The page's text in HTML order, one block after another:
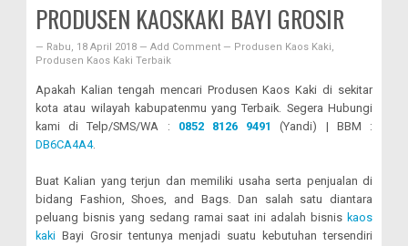
PRODUSEN KAOSKAKI BAYI GROSIR
— Rabu, 18 April 2018 — Add Comment — Produsen Kaos Kaki,
Produsen Kaos Kaki Terbaik
Apakah Kalian tengah mencari Produsen Kaos Kaki di sekitar
kota atau wilayah kabupatenmu yang Terbaik. Segera Hubungi
kami di Telp/SMS/WA : 0852 8126 9491
(Yandi) | BBM :
DB6CA4A4.
Buat Kalian yang terjun dan memiliki usaha serta penjualan di
bidang Fashion, Shoes, and Bags. Dan salah satu diantara
peluang bisnis yang sedang ramai saat ini adalah bisnis kaos
kaki Bayi Grosir tentunya menjadi suatu kebutuhan tersendiri